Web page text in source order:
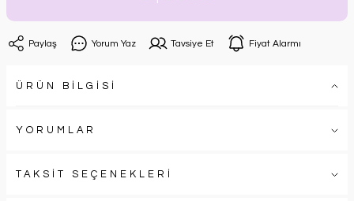
Paylaş Yorum Yaz Tavsiye Et Fiyat Alarmı
ÜRÜN BİLGİSİ
YORUMLAR
TAKSİT SEÇENEKLERİ